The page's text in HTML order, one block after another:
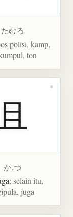
たむろ
polisi, kamp,
ton
か.つ
; selain itu,
juga